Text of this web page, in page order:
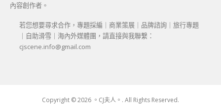
內容創作者。
若您想要尋求合作，專題採編｜商業策展｜品牌諮詢｜旅行專題
｜自助滑雪｜海內外媒體團，請直接與我聯繫：
cjscene.info@gmail.com
Copyright © 2026 。CJ夫人。. All Rights Reserved.